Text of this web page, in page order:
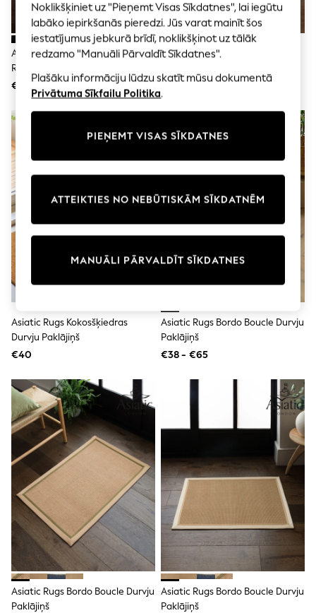
Nike
All Girls Schoolwear
Shoes
Dresses
Trousers
Skirts
Shirts
Polo Shirts
Sweatshirts
Coats & Jackets
All Girls Sports & Swimwear
Swimwear
Tops
Shorts
adidas
Shop All
Shoes
Coats & Jackets
Polo Shirts
Shop all
Shoes
Coats & Jackets
Bags
Polo Shirts
Blue
Black
White
Grey
Green
Red
All Branded Schoolwear
adidas
Nike
Hype
Clarks
Asiatic Rugs Bordo Siļķu Kaula
Raksta Durvju Paklājiņš
€38 - €65
Asiatic Rugs Bordo Siļķu Kaula
€38 - €65
Asiatic Rugs Kokosšķiedras
Durvju Paklājiņš
€40
Asiatic Rugs Bordo Boucle Durvju
Paklājiņš
€38 - €65
Asiatic Rugs Bordo Boucle Durvju
Paklājiņš
Asiatic Rugs Bordo Boucle Durvju
Paklājiņš
Noklikšķiniet uz "Pieņemt Visas Sīkdatnes", lai iegūtu
labāko iepirkšanās pieredzi. Jūs varat mainīt šos
iestatījumus jebkurā brīdī, noklikšķinot uz tālāk
redzamo "Manuāli Pārvaldīt Sīkdatnes".
Plašāku informāciju lūdzu skatīt mūsu dokumentā
Privātuma Sīkfailu Politika.
PIEŅEMT VISAS SĪKDATNES
MANUĀLI PĀRVALDĪT SĪKDATNES
ATTEIKTIES NO NEBŪTISKĀM SĪKDATNĒM